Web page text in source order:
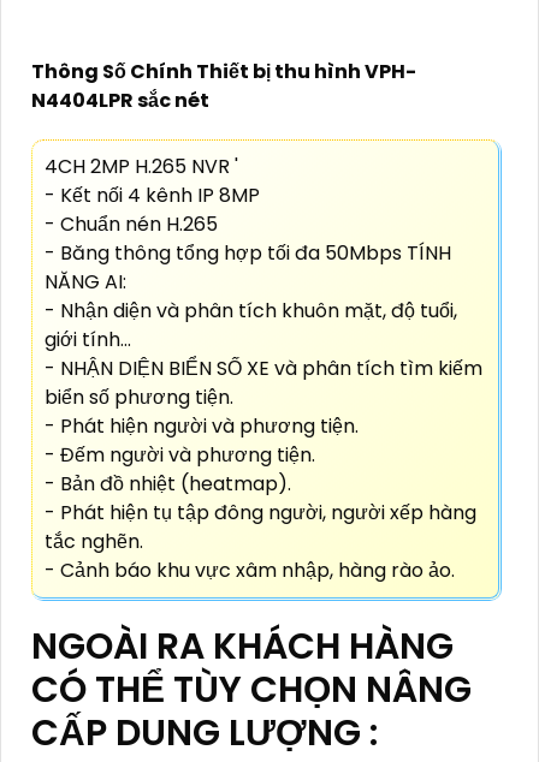
Thông Số Chính Thiết bị thu hình VPH-
N4404LPR sắc nét
4CH 2MP H.265 NVR '
- Kết nối 4 kênh IP 8MP
- Chuẩn nén H.265
- Băng thông tổng hợp tối đa 50Mbps TÍNH
NĂNG AI:
- Nhận diện và phân tích khuôn mặt, độ tuổi,
giới tính...
- NHẬN DIỆN BIỂN SỐ XE và phân tích tìm kiếm
biển số phương tiện.
- Phát hiện người và phương tiện.
- Đếm người và phương tiện.
- Bản đồ nhiệt (heatmap).
- Phát hiện tụ tập đông người, người xếp hàng
tắc nghẽn.
- Cảnh báo khu vực xâm nhập, hàng rào ảo.
NGOÀI RA KHÁCH HÀNG
CÓ THỂ TÙY CHỌN NÂNG
CẤP DUNG LƯỢNG :